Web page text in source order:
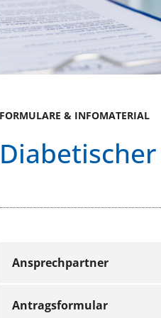
FORMULARE & INFOMATERIAL
Ansprechpartner
Antragsformular